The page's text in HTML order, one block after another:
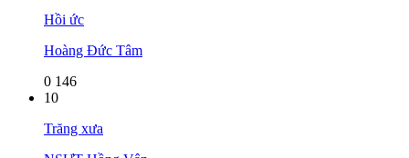
Hồi ức
Hoàng Đức Tâm
0 146
10
Trăng xưa